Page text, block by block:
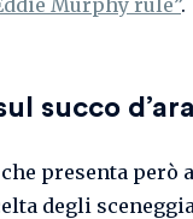
Murphy rule”.
succo
presenta
degli